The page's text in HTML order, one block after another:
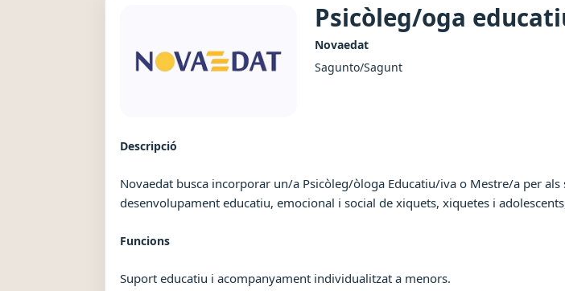
Psicòleg/oga
Novaedat
Sagunto/Sagunt
Descripció
Novaedat busca incorporar un/a Psicòleg/òloga Educatiu/iva o Mestre/a per
desenvolupament educatiu, emocional i social de xiquets, xiquetes i
Funcions
Suport educatiu i acompanyament individualitzat a menors.